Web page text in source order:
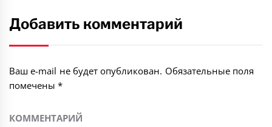
Добавить комментарий
Ваш e-mail не будет опубликован. Обязательные поля
помечены*
КОММЕНТАРИЙ